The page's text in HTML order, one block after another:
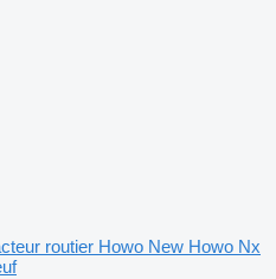
routier Howo New Howo Nx